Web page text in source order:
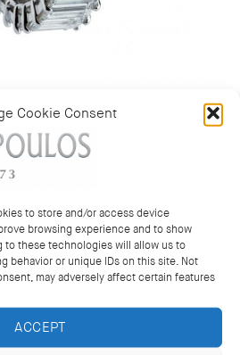
Cookie Consent
to store and/or access device
browsing experience and to show
to these technologies will allow us to
behavior or unique IDs on this site. Not
may adversely affect certain features
ACCEPT
in 18k white gold.
ΣΥΝΘΕΣΕΙΣ & ΔΑΧΤΥΛΙΔΙΑ